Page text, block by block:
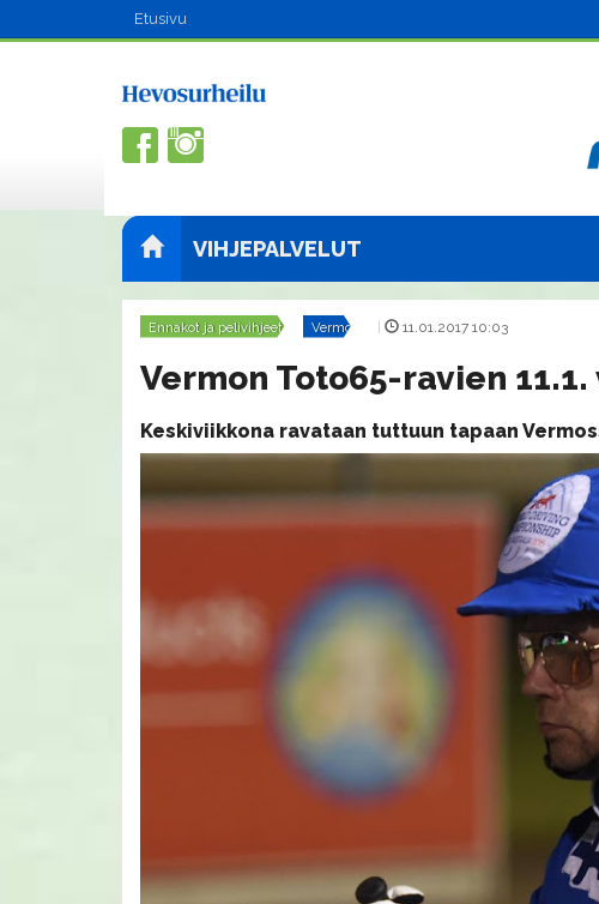
Etusivu
VIHJEPALVELUT
Ennakot ja pelivihjeet Vermo 11.01.2017 10:03
Vermon Toto65-ravien
Keskiviikkona ravataan tuttuun tapaan